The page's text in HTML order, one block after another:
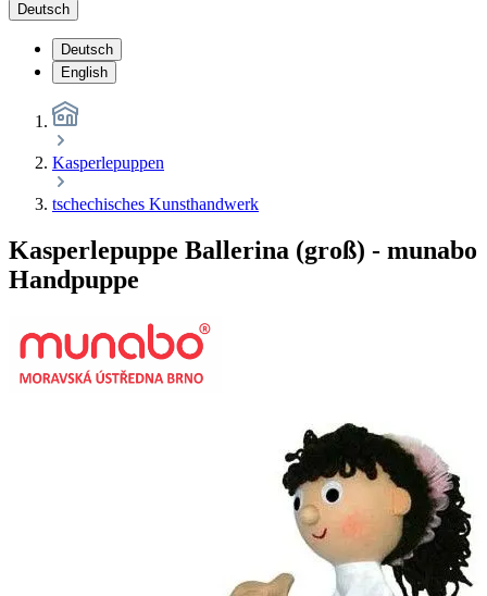
Deutsch
Deutsch
English
Kasperlepuppen
tschechisches Kunsthandwerk
Kasperlepuppe Ballerina (groß) - munabo
Handpuppe